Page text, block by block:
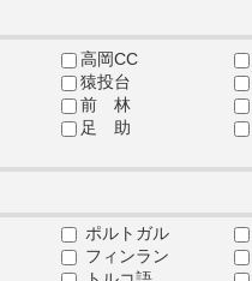
高岡CC
猿投台
前 林
足 助
ポルトガル
フィンラン